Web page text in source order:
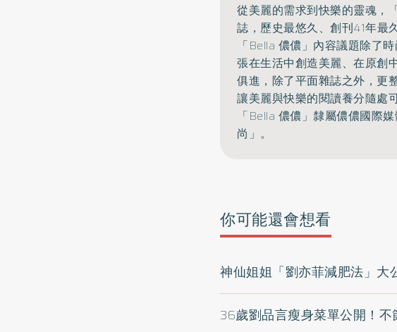
從美麗的需求到快樂的靈魂，
誌， 歷史最悠久、創刊41年最
「Bella 儂儂」內容議題除了
張在生活中創造美麗、在原創
俱進， 除了平面雜誌之外，更
讓美麗與快樂的閱讀養分隨處
「Bella 儂儂」隸屬儂儂國際
尚」。
你可能還會想看
神仙姐姐「劉亦菲減肥法」大
36歲劉品言瘦身菜單公開！